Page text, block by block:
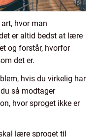
hvor man
er altid bedst at lære
og forstår, hvorfor
det er.
hvis du virkelig har
så modtager
hvor sproget ikke er
lære sproget til